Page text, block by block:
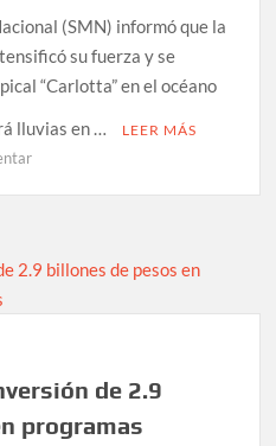
(SMN) informó que la
su fuerza y se
“Carlotta” en el océano
lluvias en …
LEER MÁS
en
tormenta
“Carlotta”
Pacífico de 2.9
programas